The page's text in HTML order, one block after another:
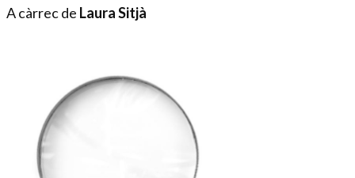
A càrrec de Laura Sitjà